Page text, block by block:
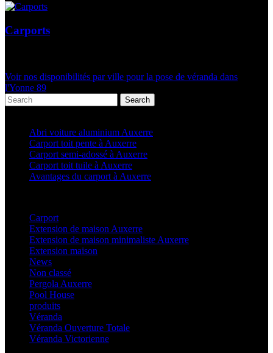
Carports
Voir nos disponibilités par ville pour la pose de véranda dans
l'Yonne 89
Search
Abri voiture aluminium Auxerre
Carport toit pente à Auxerre
Carport semi-adossé à Auxerre
Carport toit tuile à Auxerre
Avantages du carport à Auxerre
Carport
Extension de maison Auxerre
Extension de maison minimaliste Auxerre
Extension maison
News
Non classé
Pergola Auxerre
Pool House
produits
Véranda
Véranda Ouverture Totale
Véranda Victorienne